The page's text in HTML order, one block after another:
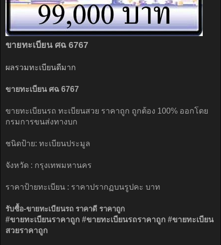
ขายทะเบียน ศฉ 6767
ผลรวมทะเบียนดีมาก
ขายทะเบียน ศฉ 6767
ขายทะเบียนรถ ทะเบียนสวย ราคาถูก ถูกต้อง 100% ออกโดย
กรมการขนส่งทางบก
ชนิดป้าย: ทะเบียนประมูล
จังหวัด : กรุงเทพมหานคร
ราคาป้ายทะเบียน : ราคาปรากฏบนรูปคะ บาท
รับซื้อ-ขายทะเบียนรถ ราคาดี ราคาถูก
#ขายทะเบียนราคาถูก #ขายทะเบียนรถราคาถูก #ขายทะเบียน
สวยราคาถูก